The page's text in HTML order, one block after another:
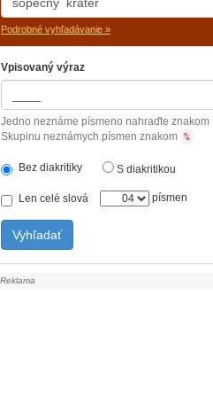
Podrobné vyhľadávanie »
Vpisovaný výraz
Jedno neznáme písmeno nahraďte znakom
Skupinu neznámych písmen znakom %
Bez diakritiky S diakritikou
Len celé slová písmen
Vyhľadať